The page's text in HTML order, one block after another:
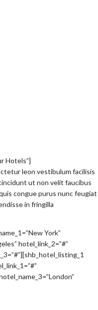
Hotels”]
leon vestibulum facilisis
ut non velit faucibus
congue purus nunc feugiat
in fringilla
York”
hotel_link_2=”#”